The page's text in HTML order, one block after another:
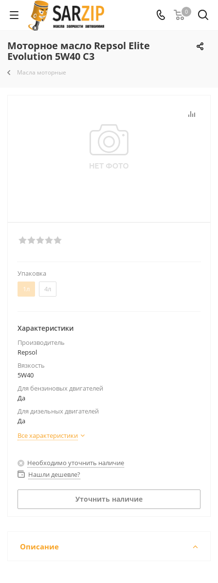
0
Моторное масло Repsol Elite
Evolution 5W40 C3
Масла моторные
Упаковка
1л
4л
Характеристики
Производитель
Repsol
Вязкость
5W40
Для бензиновых двигателей
Да
Для дизельных двигателей
Да
Все характеристики
Необходимо уточнить наличие
Нашли дешевле?
Уточнить наличие
Описание